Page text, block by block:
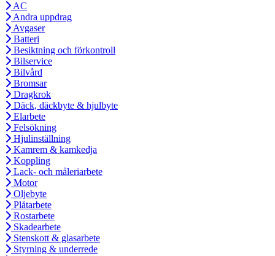
AC
Andra uppdrag
Avgaser
Batteri
Besiktning och förkontroll
Bilservice
Bilvård
Bromsar
Dragkrok
Däck, däckbyte & hjulbyte
Elarbete
Felsökning
Hjulinställning
Kamrem & kamkedja
Koppling
Lack- och måleriarbete
Motor
Oljebyte
Plåtarbete
Rostarbete
Skadearbete
Stenskott & glasarbete
Styrning & underrede